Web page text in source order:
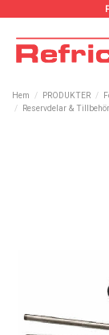
Hem PRODUKTER
Reservdelar & Tillbehör